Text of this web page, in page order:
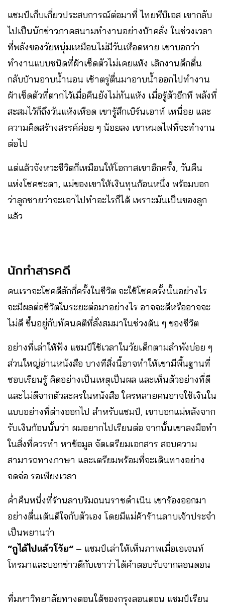
แชมป์เก็บเกี่ยวประสบการณ์ต่อมาที่ ไทยพีบีเอส เขากลับ
ไปเป็นนักข่าวภาคสนามทำงานอย่างบ้าคลั่ง ในช่วงเวลา
ที่พลังของวัยหนุ่มเหมือนไม่มีวันเหือดหาย เขาบอกว่า
ทำงานแบบชนิดที่ผ้าเช็ดตัวไม่เคยแห้ง เลิกงานดึกดื่น
กลับบ้านอาบน้ำนอน เช้าตรู่ตื่นมาอาบน้ำออกไปทำงาน
ผ้าเช็ดตัวที่ตากไว้เมื่อคืนยังไม่ทันแห้ง เมื่อรู้ตัวอีกที พลังที่
สะสมไว้ก็ถึงวันแห้งเหือด เขารู้สึกเบิร์นเอาท์ เหนื่อย และ
ความคิดสร้างสรรค์ค่อย ๆ น้อยลง เขาหมดไฟที่จะทำงาน
ต่อไป
แต่แล้วจังหวะชีวิตก็เหมือนให้โอกาสเขาอีกครั้ง, วันคืน
แห่งโชคชะตา, แม่ของเขาให้เงินทุนก้อนหนึ่ง พร้อมบอก
ว่าลูกชายว่าจะเอาไปทำอะไรก็ได้ เพราะมันเป็นของลูก
แล้ว
นักทำสารคดี
คนเราจะโชคดีสักกี่ครั้งในชีวิต จะใช้โชคครั้งนั้นอย่างไร
จะมีผลต่อชีวิตในระยะต่อมาอย่างไร อาจจะดีหรืออาจจะ
ไม่ดี ขึ้นอยู่กับทัศนคติที่สั่งสมมาในช่วงต้น ๆ ของชีวิต
อย่างที่เล่าให้ฟัง แชมป์ใช้เวลาในวัยเด็กตามลำพังบ่อย ๆ
ส่วนใหญ่อ่านหนังสือ บางทีสิ่งนี้อาจทำให้เขามีพื้นฐานที่
ชอบเรียนรู้ คิดอย่างเป็นเหตุเป็นผล และเห็นตัวอย่างที่ดี
และไม่ดีจากตัวละครในหนังสือ ใครหลายคนอาจใช้เงินใน
แบบอย่างที่ต่างออกไป สำหรับแชมป์, เขาบอกแม่หลังจาก
รับเงินก้อนนั้นว่า ผมอยากไปเรียนต่อ จากนั้นเขาลงมือทำ
ในสิ่งที่ควรทำ หาข้อมูล จัดเตรียมเอกสาร สอบความ
สามารถทางภาษา และเตรียมพร้อมที่จะเดินทางอย่าง
จดจ่อ รอเพียงเวลา
ค่ำคืนหนึ่งที่ร้านลาบริมถนนราชดำเนิน เขาร้องออกมา
อย่างตื่นเต้นดีใจกับตัวเอง โดยมีแม่ค้าร้านลาบเจ้าประจำ
เป็นพยานว่า
“กูได้ไปแล้วโว้ย” – แชมป์เล่าให้เห็นภาพเมื่อเอเจนท์
โทรมาและบอกข่าวดีกับเขาว่าได้คำตอบรับจากลอนดอน
ที่มหาวิทยาลัยทางตอนใต้ของกรุงลอนดอน แชมป์เรียน